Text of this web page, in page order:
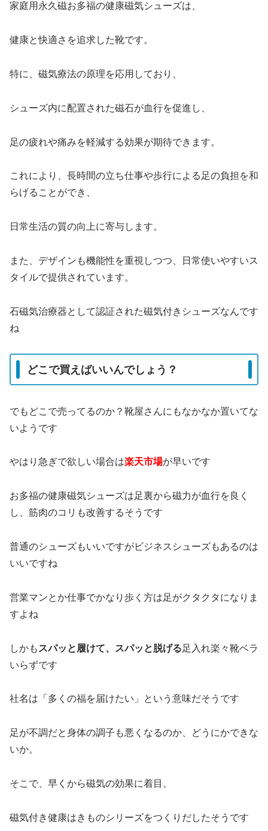
家庭用永久磁お多福の健康磁気シューズは、
健康と快適さを追求した靴です。
特に、磁気療法の原理を応用しており、
シューズ内に配置された磁石が血行を促進し、
足の疲れや痛みを軽減する効果が期待できます。
これにより、長時間の立ち仕事や歩行による足の負担を和
らげることができ、
日常生活の質の向上に寄与します。
また、デザインも機能性を重視しつつ、日常使いやすいス
タイルで提供されています。
石磁気治療器として認証された磁気付きシューズなんです
ね
どこで買えばいいんでしょう？
でもどこで売ってるのか？靴屋さんにもなかなか置いてな
いようです
やはり急ぎで欲しい場合は楽天市場が早いです
お多福の健康磁気シューズは足裏から磁力が血行を良く
し、筋肉のコリも改善するそうです
普通のシューズもいいですがビジネスシューズもあるのは
いいですね
営業マンとか仕事でかなり歩く方は足がクタクタになりま
すよね
しかも スパッと履けて、スパッと脱げる足入れ楽々靴ベラ
いらずです
社名は「多くの福を届けたい」という意味だそうです
足が不調だと身体の調子も悪くなるのか、どうにかできな
いか。
そこで、早くから磁気の効果に着目。
磁気付き健康はきものシリーズをつくりだしたそうです